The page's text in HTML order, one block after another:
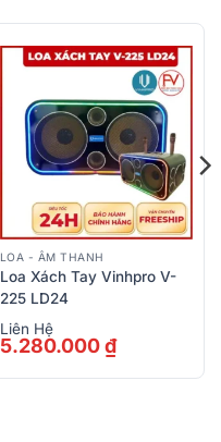
LOA - ÂM THANH
Loa Xách Tay Vinhpro V-
225 LD24
5.280.000₫
Liên Hệ